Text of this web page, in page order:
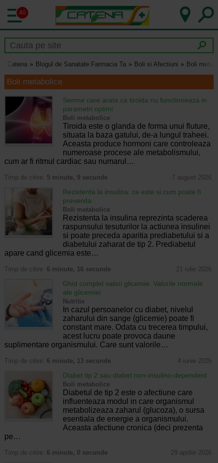
40
Catena Blogul de Sanatate Farmacia Ta Boli si Afectiuni Boli
Boli metabolice
Semne care arata ca tiroida nu functioneaza in
parametri optimi
Boli metabolice
Tiroida este o glanda de forma unui fluture,
situata la baza gatului, de-a lungul traheei.
Aceasta produce hormoni care controleaza
numeroase procese ale metabolismului,
cum ar fi ritmul cardiac sau numarul…
Timp de citire: 5 minute, 9 secunde 7 august 2026
Rezistenta la insulina: ce este si cum poate fi
prevenita
Boli metabolice
Rezistenta la insulina reprezinta scaderea
raspunsului tesuturilor la actiunea insulinei
si poate preceda aparitia prediabetului si a
diabetului zaharat de tip 2. Prediabetul
apare cand glicemia este…
Timp de citire: 6 minute, 16 secunde 21 iulie 2026
Ghid complet valori glicemie. Valorile normale
ale glicemiei
Nutritie
In cazul persoanelor cu diabet, nivelul
zaharului din sange (glicemie) poate fi
constant mare. Odata cu trecerea timpului,
acest lucru poate provoca daune
suplimentare organismului. Care sunt valorile…
Timp de citire: 6 minute, 13 secunde 4 iunie 2026
Diabet tip 2 sau diabet non-insulino-dependent
Boli metabolice
Diabetul de tip 2 este o afectiune care
influenteaza modul in care organismul
metabolizeaza zaharul (glucoza), o sursa
esentiala de energie a organismului.
Aceasta afectiune cronica (deci prezenta
pe…
Timp de citire: 6 minute, 0 secunde 29 aprilie 2026